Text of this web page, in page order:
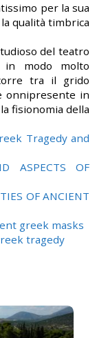
per la sua
qualità timbrica
del teatro
in modo molto
tra il grido
onnipresente in
fisionomia della
Tragedy and
ASPECTS OF
OF ANCIENT
greek masks
tragedy